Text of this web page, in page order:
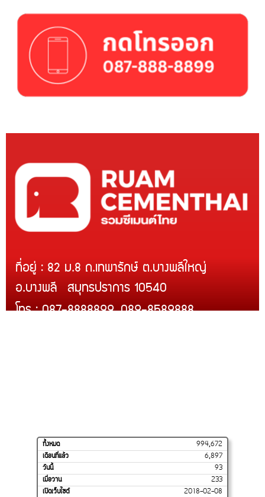
ที่อยู่ : 82 ม.8 ถ.เทพารักษ์ ต.บางพลีใหญ่
อ.บางพลี สมุทรปราการ 10540
โทร : 087-8888899, 089-8589888
ทั้งหมด
994,672
เดือนที่แล้ว
6,897
วันนี้
93
เมื่อวาน
233
เปิดเว็บไซต์
2018-02-08